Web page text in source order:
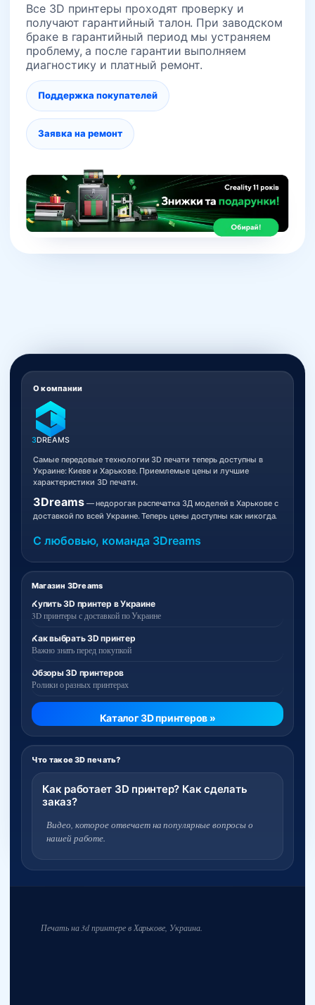
Все 3D принтеры проходят проверку и
получают гарантийный талон. При заводском
браке в гарантийный период мы устраняем
проблему, а после гарантии выполняем
диагностику и платный ремонт.
Поддержка покупателей
Заявка на ремонт
Магазин 3Dreams
Купить 3D принтер в Украине
3D принтеры с доставкой по Украине
Как выбрать 3D принтер
Важно знать перед покупкой
Обзоры 3D принтеров
Ролики о разных принтерах
Каталог 3D принтеров »
Что такое 3D печать?
Как работает 3D принтер? Как сделать
заказ?
Видео, которое отвечает на популярные вопросы о
нашей работе.
О компании
3DREAMS
Самые передовые технологии 3D печати теперь доступны в
Украине: Киеве и Харькове. Приемлемые цены и лучшие
характеристики 3D печати.
3Dreams— недорогая распечатка 3Д моделей в Харькове с
доставкой по всей Украине. Теперь цены доступны как никогда.
С любовью, команда 3Dreams
Печать на 3d принтере в Харькове, Украина.